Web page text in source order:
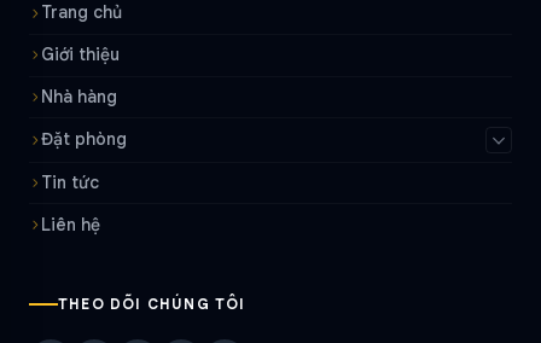
Trang chủ
Giới thiệu
Nhà hàng
Đặt phòng
Tin tức
Liên hệ
THEO DÕI CHÚNG TÔI